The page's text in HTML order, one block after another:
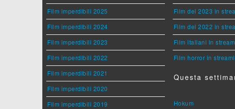
Film imperdibili 2025
Film imperdibili 2024
Film imperdibili 2023
Film imperdibili 2022
Film imperdibili 2021
Film imperdibili 2020
Film imperdibili 2019
Film del 2023 in
Film del 2022 in
Film italiani in
Film horror in
Questa
Hokum